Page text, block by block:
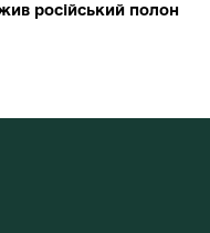
російський полон